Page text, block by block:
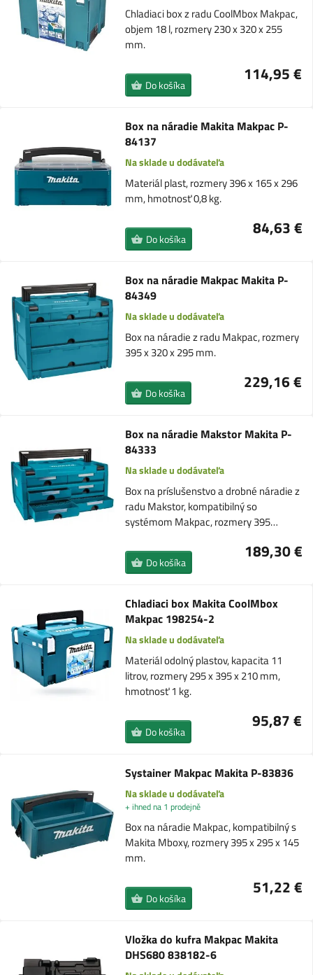
Chladiaci box z radu CoolMbox Makpac,
objem 18 l, rozmery 230 x 320 x 255
mm.
114,95 €
Do košíka
Box na náradie Makita Makpac P-
84137
Na sklade u dodávateľa
Materiál plast, rozmery 396 x 165 x 296
mm, hmotnosť 0,8 kg.
84,63 €
Do košíka
Box na náradie Makpac Makita P-
84349
Na sklade u dodávateľa
Box na náradie z radu Makpac, rozmery
395 x 320 x 295 mm.
229,16 €
Do košíka
Box na náradie Makstor Makita P-
84333
Na sklade u dodávateľa
Box na príslušenstvo a drobné náradie z
radu Makstor, kompatibilný so
systémom Makpac, rozmery 395…
189,30 €
Do košíka
Chladiaci box Makita CoolMbox
Makpac 198254-2
Na sklade u dodávateľa
Materiál odolný plastov, kapacita 11
litrov, rozmery 295 x 395 x 210 mm,
hmotnosť 1 kg.
95,87 €
Do košíka
Systainer Makpac Makita P-83836
Na sklade u dodávateľa
+ ihned na 1 prodejně
Box na náradie Makpac, kompatibilný s
Makita Mboxy, rozmery 395 x 295 x 145
mm.
51,22 €
Do košíka
Vložka do kufra Makpac Makita
DHS680 838182-6